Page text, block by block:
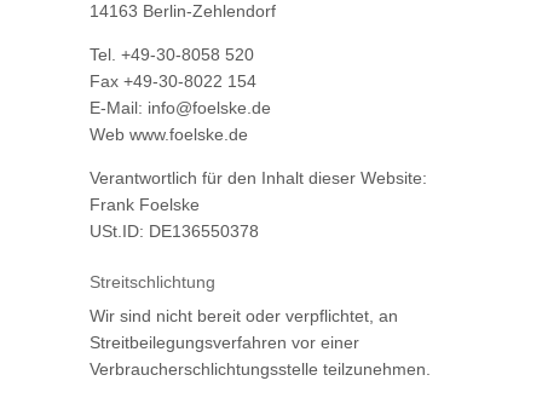
14163 Berlin-Zehlendorf
Tel. +49-30-8058 520
Fax +49-30-8022 154
E-Mail: info@foelske.de
Web www.foelske.de
Verantwortlich für den Inhalt dieser Website:
Frank Foelske
USt.ID: DE136550378
Streitschlichtung
Wir sind nicht bereit oder verpflichtet, an
Streitbeilegungsverfahren vor einer
Verbraucherschlichtungsstelle teilzunehmen.